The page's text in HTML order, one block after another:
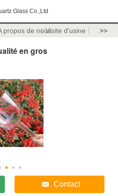
Glass Co.,Ltd
propos de nousVisite d'usine >>
en gros
Contact